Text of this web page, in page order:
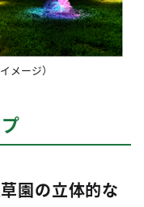
メージ）
園の立体的な